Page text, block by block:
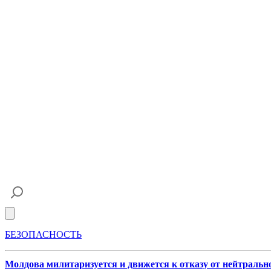
БЕЗОПАСНОСТЬ
Молдова милитаризуется и движется к отказу от